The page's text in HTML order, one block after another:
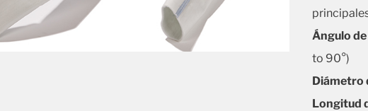
Ángulo
to 90°)
Diámetro
Longitud